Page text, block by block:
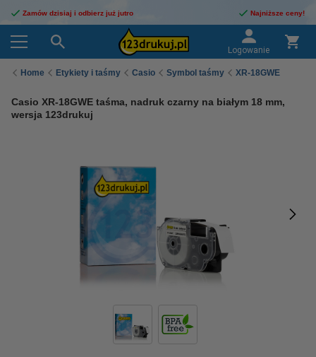
Zamów dzisiaj i odbierz już jutro Najniższe ceny!
Logowanie
Home Etykiety i taśmy Casio Symbol taśmy XR-18GWE
Casio XR-18GWE taśma, nadruk czarny na białym 18 mm,
wersja 123drukuj